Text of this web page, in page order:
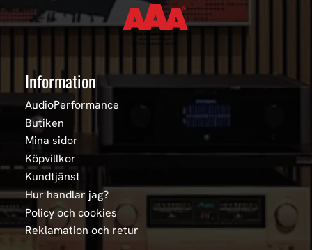
Information
AudioPerformance
Butiken
Mina sidor
Köpvillkor
Kundtjänst
Hur handlar jag?
Policy och cookies
Reklamation och retur